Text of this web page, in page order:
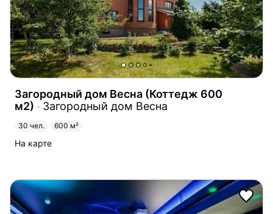
Загородный дом Весна (Коттедж 600
м2)
Загородный дом Весна
30 чел. 600 м²
На карте